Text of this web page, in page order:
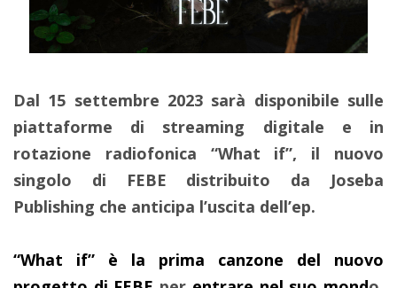
Dal 15 settembre 2023 sarà disponibile sulle
piattaforme di streaming digitale e in
rotazione radiofonica “What if”, il nuovo
singolo di FEBE distribuito da Joseba
Publishing che anticipa l’uscita dell’ep.
“What if” è la prima canzone del nuovo